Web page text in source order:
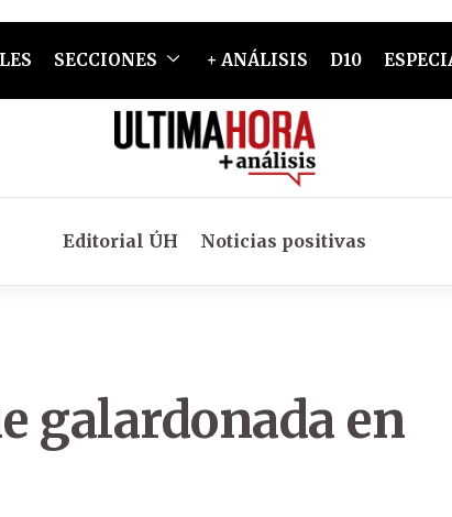
SECCIONES + ANÁLISIS D10
Editorial ÚH Noticias positivas
galardonada en